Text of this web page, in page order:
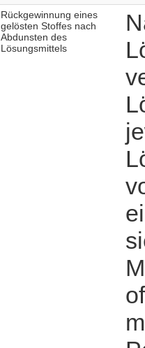
Rückgewinnung eines
gelösten Stoffes nach
Abdunsten des
Lösungsmittels